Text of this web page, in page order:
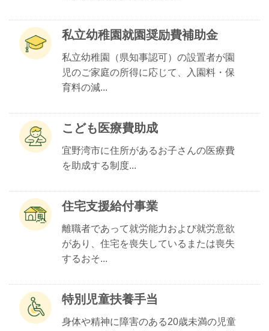
私立幼稚園就園奨励費補助金
私立幼稚園（県知事認可）の設置者が園
児のご家庭の所得に応じて、入園料・保
育料の減...
こども医療費助成
宜野湾市に住所があるお子さんの医療費
を助成する制度...
住宅支援給付事業
離職者であって就労能力および就労意欲
があり、住宅を喪失しているまたは喪失
するおそ...
特別児童扶養手当
身体や精神に障害のある20歳未満の児童